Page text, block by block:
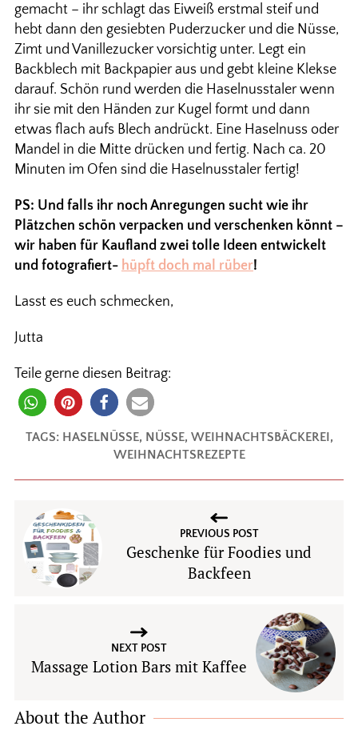
gemacht – ihr schlagt das Eiweiß erstmal steif und
hebt dann den gesiebten Puderzucker und die Nüsse,
Zimt und Vanillezucker vorsichtig unter. Legt ein
Backblech mit Backpapier aus und gebt kleine Klekse
darauf. Schön rund werden die Haselnusstaler wenn
ihr sie mit den Händen zur Kugel formt und dann
etwas flach aufs Blech andrückt. Eine Haselnuss oder
Mandel in die Mitte drücken und fertig. Nach ca. 20
Minuten im Ofen sind die Haselnusstaler fertig!
PS: Und falls ihr noch Anregungen sucht wie ihr
Plätzchen schön verpacken und verschenken könnt –
wir haben für Kaufland zwei tolle Ideen entwickelt
und fotografiert- hüpft doch mal rüber!
Lasst es euch schmecken,
Jutta
Teile gerne diesen Beitrag:
TAGS: HASELNÜSSE, NÜSSE, WEIHNACHTSBÄCKEREI,
WEIHNACHTSREZEPTE
PREVIOUS POST
Geschenke für Foodies und
Backfeen
NEXT POST
Massage Lotion Bars mit Kaffee
About the Author